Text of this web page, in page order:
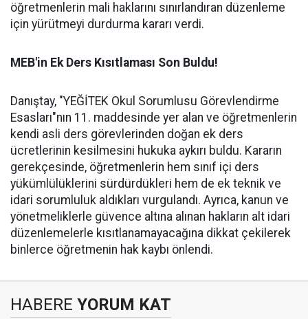
öğretmenlerin mali haklarını sınırlandıran düzenleme
için yürütmeyi durdurma kararı verdi.
MEB'in Ek Ders Kısıtlaması Son Buldu!
Danıştay, "YEĞİTEK Okul Sorumlusu Görevlendirme
Esasları"nın 11. maddesinde yer alan ve öğretmenlerin
kendi asli ders görevlerinden doğan ek ders
ücretlerinin kesilmesini hukuka aykırı buldu. Kararın
gerekçesinde, öğretmenlerin hem sınıf içi ders
yükümlülüklerini sürdürdükleri hem de ek teknik ve
idari sorumluluk aldıkları vurgulandı. Ayrıca, kanun ve
yönetmeliklerle güvence altına alınan hakların alt idari
düzenlemelerle kısıtlanamayacağına dikkat çekilerek
binlerce öğretmenin hak kaybı önlendi.
HABERE YORUM KAT